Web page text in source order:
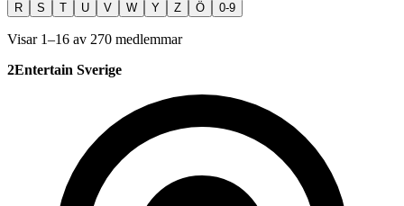
R
S T U V W Y Z Ö 0-9
Visar 1–16 av 270 medlemmar
2Entertain Sverige